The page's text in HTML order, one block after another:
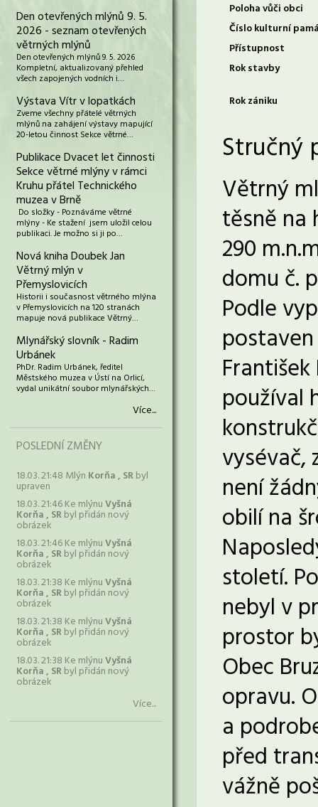
Den otevřených mlýnů 9. 5.
2026 - seznam otevřených
větrných mlýnů
Den otevřených mlýnů 9. 5. 2026
Kompletní, aktualizovaný přehled
všech zapojených vodních i…
Výstava Vítr v lopatkách
Zveme všechny přátelé větrných
mlýnů na zahájení výstavy mapující
20-letou činnost Sekce větrné…
Publikace Dvacet let činnosti
Sekce větrné mlýny v rámci
Kruhu přátel Technického
muzea v Brně
Do složky - Poznáváme větrné
mlýny - Ke stažení jsem uložil celou
publikaci. Je možno si ji po…
Nová kniha Doubek Jan
Větrný mlýn v
Přemyslovicích
Historii i současnost větrného mlýna
v Přemyslovicích na 120 stranách
mapuje nová publikace Větrný…
Mlynářský slovník - Radim
Urbánek
PhDr. Radim Urbánek, ředitel
Městského muzea v Ústí na Orlicí,
vydal unikátní soubor mlynářských…
Více...
POSLEDNÍ ZMĚNY
18.03. 21:48 Mlýn Korňa , SRbyl
upraven
18.03. 21:46 Ke mlýnuVyšná
Korňa , SRbyl přidán nový
obrázek
18.03. 21:46 Ke mlýnuVyšná
Korňa , SRbyl přidán nový
obrázek
18.03. 21:38 Ke mlýnuVyšná
Korňa , SRbyl přidán nový
obrázek
18.03. 21:38 Ke mlýnuVyšná
Korňa , SRbyl přidán nový
obrázek
18.03. 21:38 Ke mlýnuVyšná
Korňa , SRbyl přidán nový
obrázek
Více...
Poloha vůči obci
Číslo kulturní
Přístupnost
Rok stavby
Rok zániku
Stručný
Větrný
těsně na
290
domu č.
Podle
používal
vysévač,
není
obilí na
století.
nebyl v
prostor
Obec
opravu.
a
před
vážně